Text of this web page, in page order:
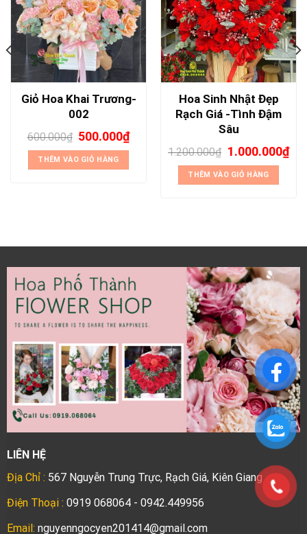
Giỏ Hoa Khai Trương-
002
600.000₫ 500.000₫
THÊM VÀO GIỎ HÀNG
Hoa Sinh Nhật Đẹp
Rạch Giá -Tình Đậm
Sâu
1.200.000₫ 1.000.000₫
THÊM VÀO GIỎ HÀNG
LIÊN HỆ
Địa Chỉ : 567 Nguyễn Trung Trực, Rạch Giá, Kiên Giang
Điện Thoại : 0919 068064 - 0942.449956
Email: nguyenngocyen201414@gmail.com